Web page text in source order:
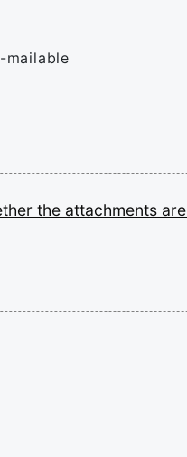
the attachments are